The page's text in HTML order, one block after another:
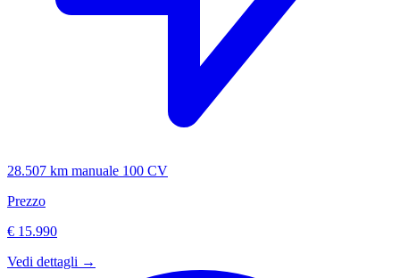
28.507 km manuale 100 CV
Prezzo
€ 15.990
Vedi dettagli →